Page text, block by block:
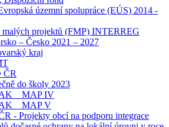
územní spolupráce (EÚS) 2014 -
malých projektů (FMP) INTERREG
– Česko 2021 – 2027
kraj
ČR
do školy 2023
_ MAP IV
_ MAP V
- Projekty obcí na podporu integrace